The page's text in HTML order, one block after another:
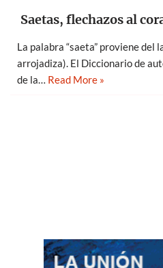
Saetas, flechazos al
La palabra “saeta” proviene del
arrojadiza). El Diccionario de
de la… Read More »